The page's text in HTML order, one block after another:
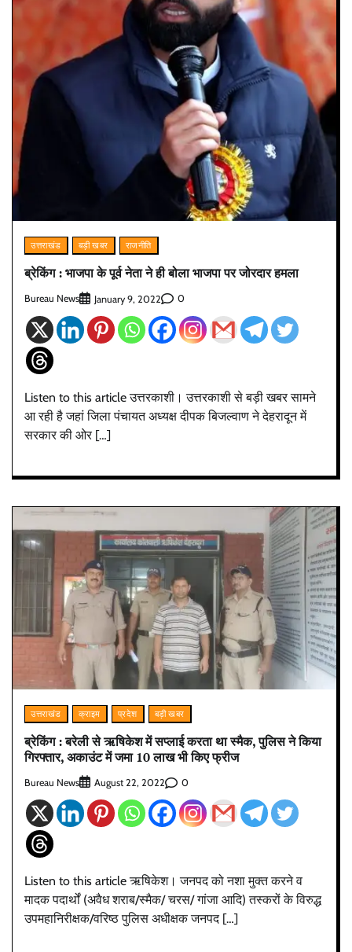
उत्तराखंड बड़ी खबर राजनीति
ब्रेकिंग : भाजपा के पूर्व नेता ने ही बोला भाजपा पर जोरदार हमला
Bureau News January 9, 2022 0
Listen to this article उत्तरकाशी। उत्तरकाशी से बड़ी खबर सामने
आ रही है जहां जिला पंचायत अध्यक्ष दीपक बिजल्वाण ने देहरादून में
सरकार की ओर […]
उत्तराखंड क्राइम प्रदेश बड़ी खबर
ब्रेकिंग : बरेली से ऋषिकेश में सप्लाई करता था स्मैक, पुलिस ने किया
गिरफ्तार, अकाउंट में जमा 10 लाख भी किए फ्रीज
Bureau News August 22, 2022 0
Listen to this article ऋषिकेश। जनपद को नशा मुक्त करने व
मादक पदार्थों (अवैध शराब/स्मैक/ चरस/ गांजा आदि) तस्करों के विरुद्ध
उपमहानिरीक्षक/वरिष्ठ पुलिस अधीक्षक जनपद […]